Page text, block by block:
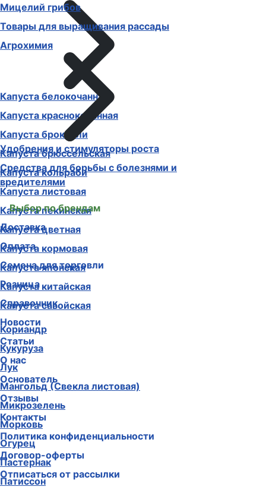
Капуста белокочанная
Капуста краснокочанная
Капуста брокколи
Капуста брюссельская
Капуста кольраби
Капуста листовая
Капуста пекинская
Капуста цветная
Капуста кормовая
Капуста японская
Капуста китайская
Капуста савойская
Кориандр
Кукуруза
Лук
Мангольд (Свекла листовая)
Микрозелень
Морковь
Огурец
Пастернак
Патиссон
Мицелий грибов
Товары для выращивания рассады
Агрохимия
Удобрения и стимуляторы роста
Средства для борьбы с болезнями и
вредителями
Выбор по брендам
Доставка
Оплата
Семена для торговли
Розница
Справочник
Новости
Статьи
О нас
Основатель
Отзывы
Контакты
Политика конфиденциальности
Договор-оферты
Отписаться от рассылки